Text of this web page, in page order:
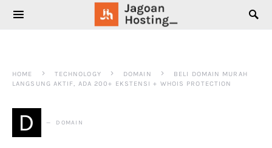
SEARCH FOR:
HOME TECHNOLOGY DOMAIN
BELI DOMAIN MURAH
LANGSUNG AKTIF, ADA 200+ EKSTENSI + WHOIS PROTECTION
D DOMAIN